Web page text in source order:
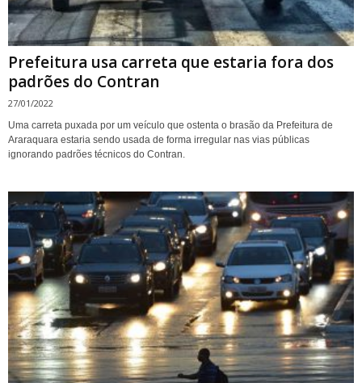
Prefeitura usa carreta que estaria fora dos
padrões do Contran
27/01/2022
Uma carreta puxada por um veículo que ostenta o brasão da Prefeitura de
Araraquara estaria sendo usada de forma irregular nas vias públicas
ignorando padrões técnicos do Contran.